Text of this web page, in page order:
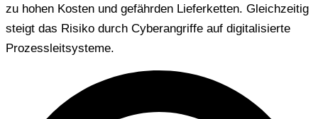
zu hohen Kosten und gefährden Lieferketten. Gleichzeitig
steigt das Risiko durch Cyberangriffe auf digitalisierte
Prozessleitsysteme.